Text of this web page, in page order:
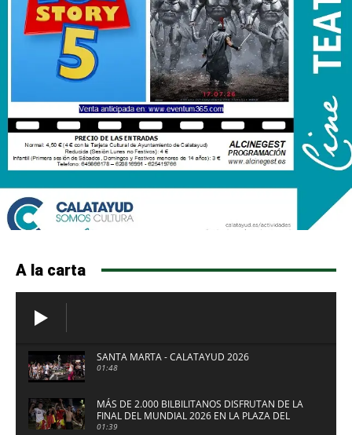
A la carta
SANTA MARTA - CALATAYUD 2026
01:48
MÁS DE 2.000 BILBILITANOS DISFRUTAN DE LA
FINAL DEL MUNDIAL 2026 EN LA PLAZA DEL
FUERTE DE CALATAYUD
01:39